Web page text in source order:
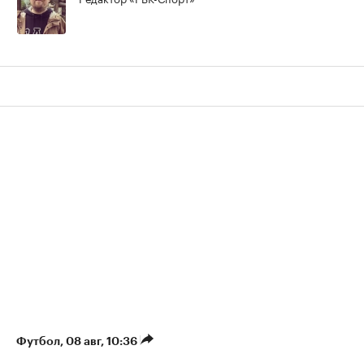
Футбол⁠, 08 авг, 10:36